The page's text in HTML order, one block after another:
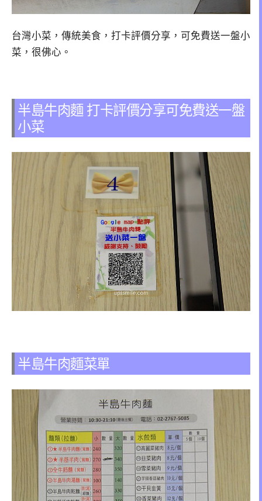
台灣小菜，傳統美食，打卡評價分享，可免費送一盤小
菜，很佛心。
半島牛肉麵 打卡評價分享可免費送一盤
小菜
半島牛肉麵菜單